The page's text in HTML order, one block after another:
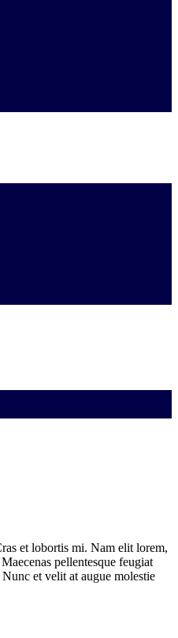
et lobortis mi. Nam elit lorem,
pellentesque feugiat
et velit at augue molestie